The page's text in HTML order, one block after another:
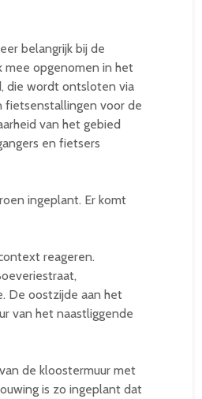
belangrijk bij de
mee opgenomen in het
die wordt ontsloten via
fietsenstallingen voor de
van het gebied
en fietsers
ingeplant. Er komt
reageren.
De oostzijde aan het
van het naastliggende
de kloostermuur met
is zo ingeplant dat